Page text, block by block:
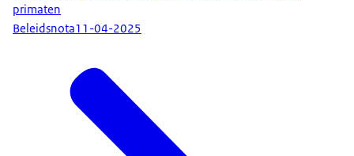
primaten
Beleidsnota11-04-2025